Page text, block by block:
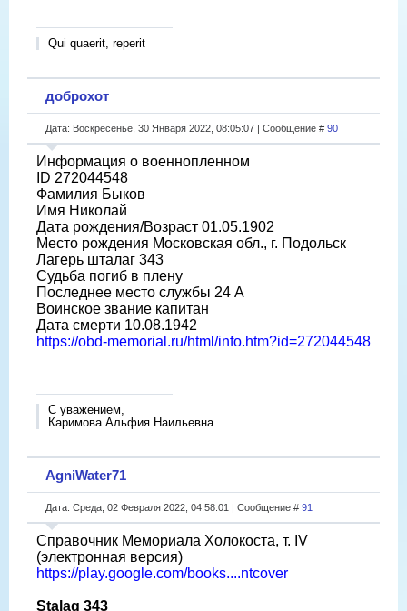
Qui quaerit, reperit
доброхот
Дата: Воскресенье, 30 Января 2022, 08:05:07 | Сообщение # 90
Информация о военнопленном
ID 272044548
Фамилия Быков
Имя Николай
Дата рождения/Возраст 01.05.1902
Место рождения Московская обл., г. Подольск
Лагерь шталаг 343
Судьба погиб в плену
Последнее место службы 24 А
Воинское звание капитан
Дата смерти 10.08.1942
https://obd-memorial.ru/html/info.htm?id=272044548
С уважением,
Каримова Альфия Наильевна
AgniWater71
Дата: Среда, 02 Февраля 2022, 04:58:01 | Сообщение # 91
Справочник Мемориала Холокоста, т. IV
(электронная версия)
https://play.google.com/books....ntcover
Stalag 343